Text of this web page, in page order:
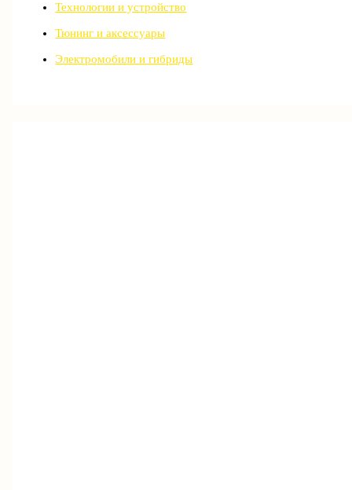
Технологии и устройство
Тюнинг и аксессуары
Электромобили и гибриды